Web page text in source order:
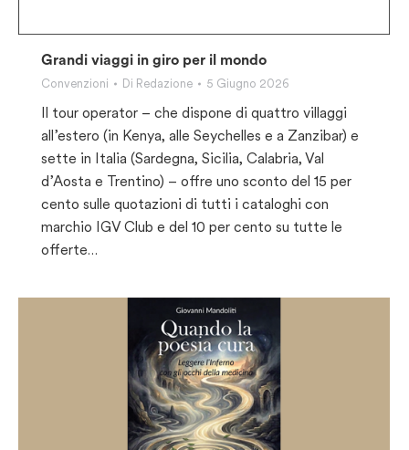
Grandi viaggi in giro per il mondo
Convenzioni Di Redazione 5 Giugno 2026
Il tour operator – che dispone di quattro villaggi
all’estero (in Kenya, alle Seychelles e a Zanzibar) e
sette in Italia (Sardegna, Sicilia, Calabria, Val
d’Aosta e Trentino) – offre uno sconto del 15 per
cento sulle quotazioni di tutti i cataloghi con
marchio IGV Club e del 10 per cento su tutte le
offerte…